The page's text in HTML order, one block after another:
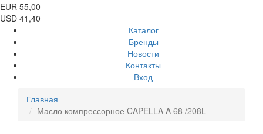
EUR 55,00
USD 41,40
Каталог
Бренды
Новости
Контакты
Вход
Главная
Масло компрессорное CAPELLA A 68 /208L